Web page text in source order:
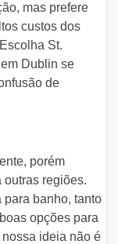
mas prefere
custos dos
St.
Dublin se
de
porém
regiões.
para banho, tanto
opções para
ideia não é